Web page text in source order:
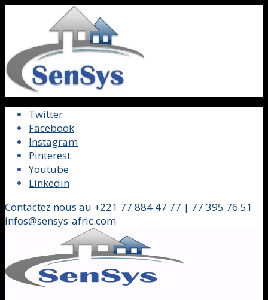
Twitter
Facebook
Instagram
Pinterest
Youtube
Linkedin
Contactez nous au +221 77 884 47 77 | 77 395 76 51
infos@sensys-afric.com